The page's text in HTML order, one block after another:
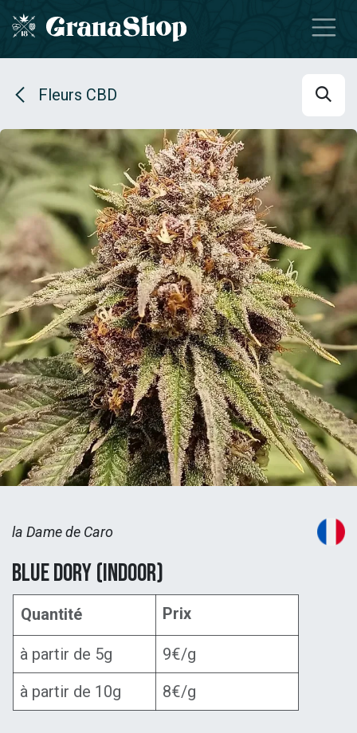
Se rendre au contenu
Fleurs CBD
la Dame de Caro
Blue Dory (Indoor)
Quantité Prix
à partir de 5g
9€/g
à partir de 10g
8€/g